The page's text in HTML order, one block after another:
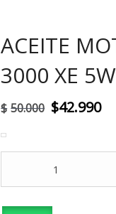
ACEITE
3000 XE
$ 50.000 El
original
era:
$42.990El
MOBIL
SUPER